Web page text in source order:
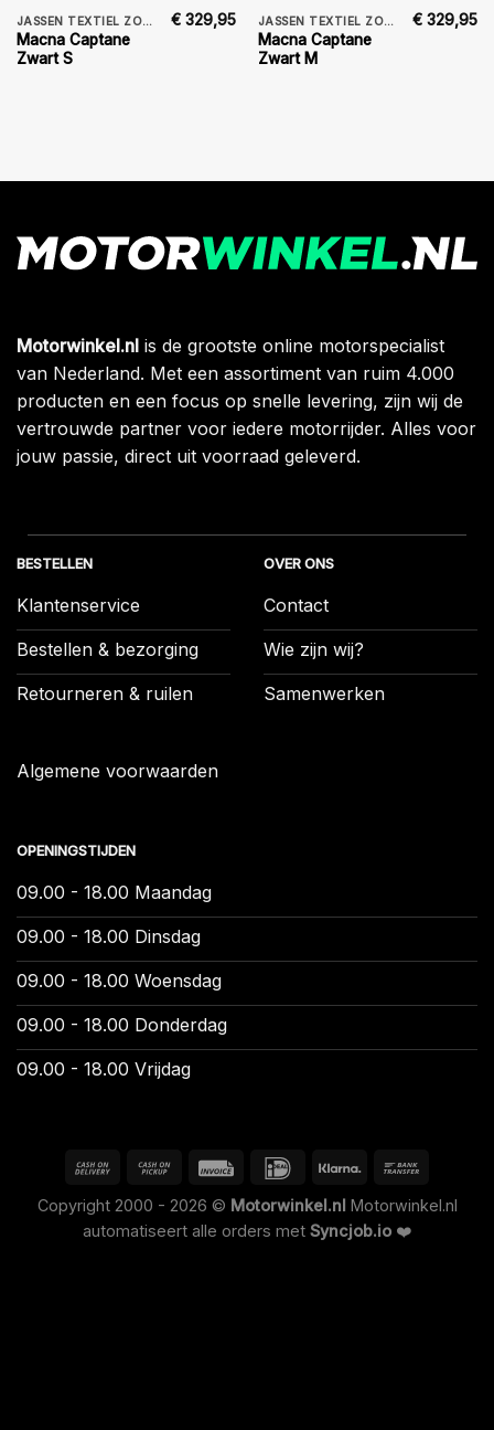
JASSEN TEXTIEL ZOMER
Macna Captane
Zwart S
€ 329,95 JASSEN TEXTIEL ZOMER
Macna Captane
Zwart M
€ 329,95
Motorwinkel.nl is de grootste online motorspecialist
van Nederland. Met een assortiment van ruim 4.000
producten en een focus op snelle levering, zijn wij de
vertrouwde partner voor iedere motorrijder. Alles voor
jouw passie, direct uit voorraad geleverd.
BESTELLEN
Klantenservice
Bestellen & bezorging
Retourneren & ruilen
Algemene voorwaarden
OVER ONS
Contact
Wie zijn wij?
Samenwerken
OPENINGSTIJDEN
09.00 - 18.00 Maandag
09.00 - 18.00 Dinsdag
09.00 - 18.00 Woensdag
09.00 - 18.00 Donderdag
09.00 - 18.00 Vrijdag
Copyright 2000 - 2026 © Motorwinkel.nl Motorwinkel.nl
automatiseert alle orders met Syncjob.io ❤️